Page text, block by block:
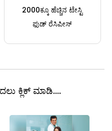
2000ಕ್ಕೂ ಹೆಚ್ಚಿನ ಟೇಸ್ಟಿ
ಫುಡ್ ರೆಸಿಪೀಸ್
ಕ್ಲಿಕ್ ಮಾಡಿ....